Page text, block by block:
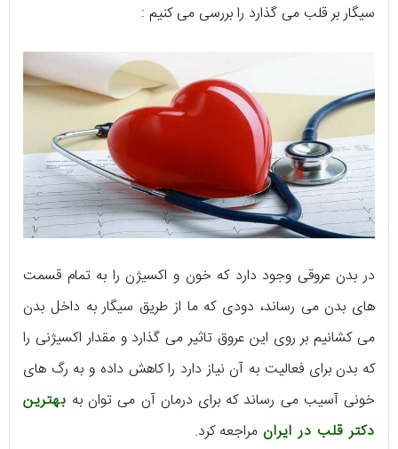
سیگار بر قلب می گذارد را بررسی می کنیم :
در بدن عروقی وجود دارد که خون و اکسیژن را به تمام قسمت
های بدن می رساند، دودی که ما از طریق سیگار به داخل بدن
می کشانیم بر روی این عروق تاثیر می گذارد و مقدار اکسیژنی را
که بدن برای فعالیت به آن نیاز دارد را کاهش داده و به رگ های
خونی آسیب می رساند که برای درمان آن می توان به بهترین
دکتر قلب در ایران مراجعه کرد.